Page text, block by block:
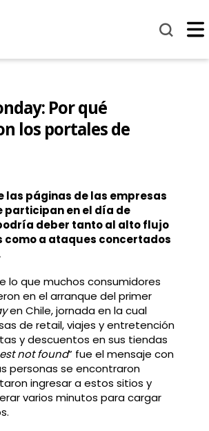
Por qué
los portales de
las páginas de las empresas
participan en el día de
deber tanto al alto flujo
como a ataques concertados
lo que muchos consumidores
en el arranque del primer
en Chile, jornada en la cual
de retail, viajes y entretención
y descuentos en sus tiendas
not found” fue el mensaje con
personas se encontraron
ingresar a estos sitios y
varios minutos para cargar